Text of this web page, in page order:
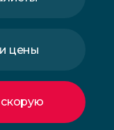
цены